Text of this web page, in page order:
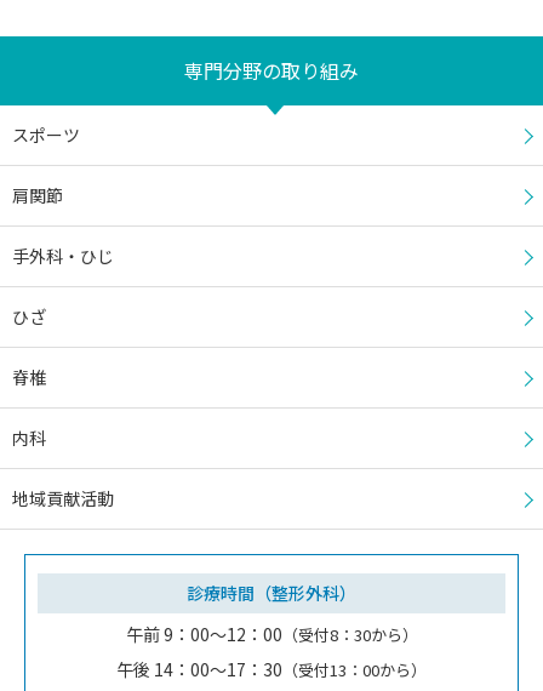
専門分野の取り組み
スポーツ
肩関節
手外科・ひじ
ひざ
脊椎
内科
地域貢献活動
診療時間（整形外科）
午前 9：00～12：00 （受付8：30から）
午後 14：00～17：30 （受付13：00から）